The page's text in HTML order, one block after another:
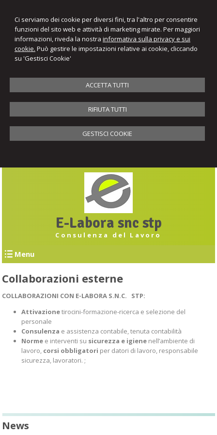
Ci serviamo dei cookie per diversi fini, tra l'altro per consentire
funzioni del sito web e attività di marketing mirate. Per maggiori
informazioni, riveda la nostra informativa sulla privacy e sui
cookie. Può gestire le impostazioni relative ai cookie, cliccando
su 'Gestisci Cookie'
ACCETTA TUTTI
RIFIUTA TUTTI
GESTISCI COOKIE
E-Labora snc stp
Consulenza del Lavoro
Menu
Collaborazioni esterne
COLLABORAZIONI CON E-LABORA S.N.C. STP:
Attivazionetirocini-formazione-ricerca e selezione del
personale
Consulenza e assistenza contabile, tenuta contabilità
Norme e interventi su sicurezza e igiene nell’ambiente di
lavoro, corsi obbligatori per datori di lavoro, responsabile
sicurezza, lavoratori. ;
News